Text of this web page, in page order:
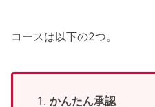
コースは以下の2つ。
かんたん承認